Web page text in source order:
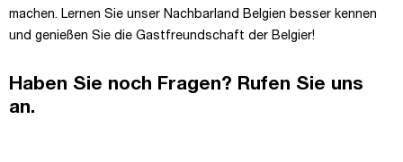
machen. Lernen Sie unser Nachbarland Belgien besser kennen
und genießen Sie die Gastfreundschaft der Belgier!
Haben Sie noch Fragen? Rufen Sie uns
an.